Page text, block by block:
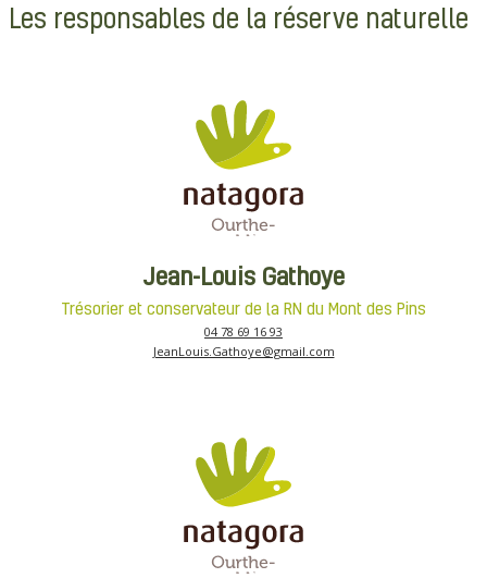
Les responsables de la réserve naturelle
Jean-Louis Gathoye
Trésorier et conservateur de la RN du Mont des Pins
04 78 69 16 93
JeanLouis.Gathoye@gmail.com